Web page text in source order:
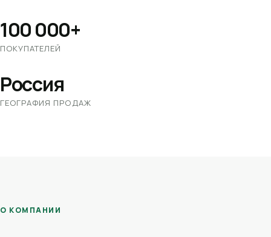
100 000+
ПОКУПАТЕЛЕЙ
Россия
ГЕОГРАФИЯ ПРОДАЖ
О КОМПАНИИ